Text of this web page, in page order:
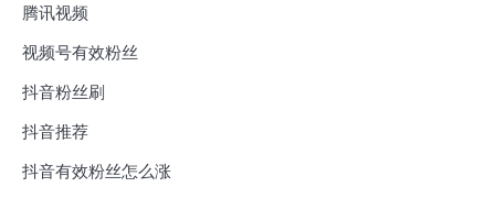
腾讯视频
视频号有效粉丝
抖音粉丝刷
抖音推荐
抖音有效粉丝怎么涨